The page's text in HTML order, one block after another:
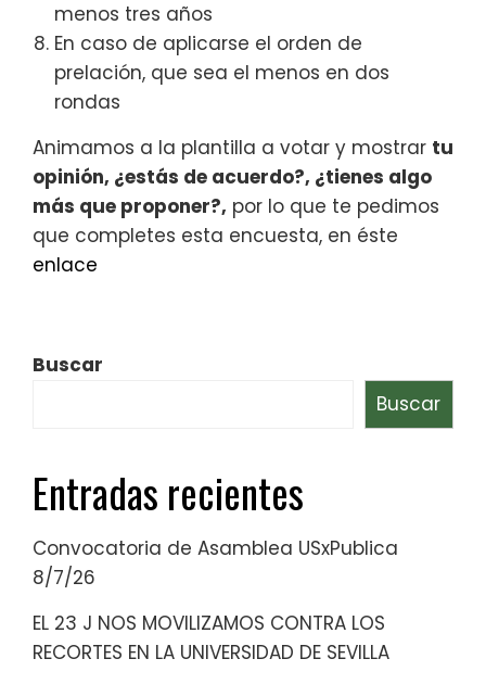
menos tres años
En caso de aplicarse el orden de
prelación, que sea el menos en dos
rondas
Animamos a la plantilla a votar y mostrar tu
opinión, ¿estás de acuerdo?, ¿tienes algo
más que proponer?, por lo que te pedimos
que completes esta encuesta, en éste
enlace
Buscar
Buscar
Entradas recientes
Convocatoria de Asamblea USxPublica
8/7/26
EL 23 J NOS MOVILIZAMOS CONTRA LOS
RECORTES EN LA UNIVERSIDAD DE SEVILLA